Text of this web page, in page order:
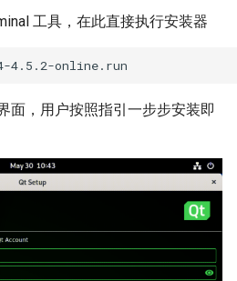
工具，在此直接执行安装器
面，用户按照指引一步步安装即